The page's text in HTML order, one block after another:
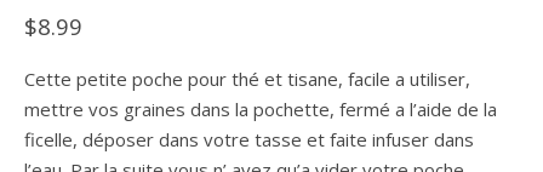
$8.99
Cette petite poche pour thé et tisane, facile a utiliser,
mettre vos graines dans la pochette, fermé a l’aide de la
ficelle, déposer dans votre tasse et faite infuser dans